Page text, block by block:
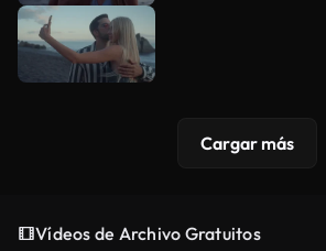
Cargar más
Vídeos de Archivo Gratuitos